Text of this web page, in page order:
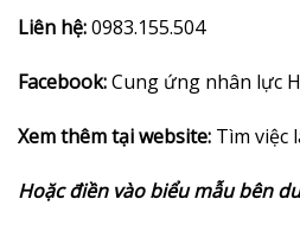
Liên hệ:0983.155.504
Facebook:Cung ứng nhân lực
Xem thêm tại website: Tìm việc
Hoặc điền vào biểu mẫu bên